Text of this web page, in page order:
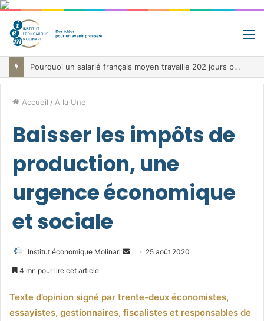
Pourquoi un salarié français moyen travaille 202 jours par an pour financer impôts et cotisations, un record dans toute l’Union européenne
Accueil / A la Une
Baisser les impôts de
production, une
urgence économique
et sociale
Institut économique Molinari
Envoyer25 août 2020
4 mn pour lire cet article
Texte d’opinion signé par trente-deux économistes,
essayistes, gestionnaires, fiscalistes et responsables de